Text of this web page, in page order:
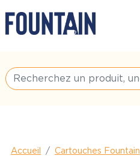
Accueil Cartouches Fountain